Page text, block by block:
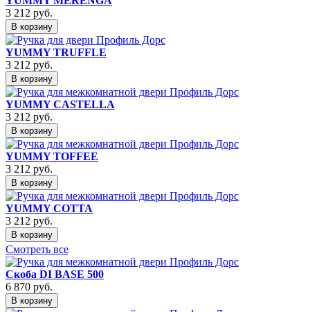
3 212 руб.
В корзину
YUMMY TRUFFLE
3 212 руб.
В корзину
YUMMY CASTELLA
3 212 руб.
В корзину
YUMMY TOFFEE
3 212 руб.
В корзину
YUMMY COTTA
3 212 руб.
В корзину
Смотреть все
Скоба DI BASE 500
6 870 руб.
В корзину